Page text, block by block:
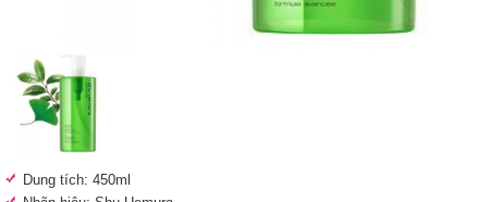
Dung tích: 450ml